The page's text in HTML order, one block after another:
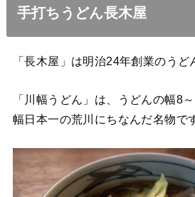
手打ちうどん長木屋
「長木屋」は明治24年創業のうど
「川幅うどん」は、うどんの幅8
幅日本一の荒川にちなんだ名物で